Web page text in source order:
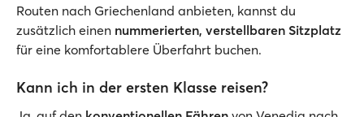
Routen nach Griechenland anbieten, kannst du
zusätzlich einen nummerierten, verstellbaren Sitzplatz
für eine komfortablere Überfahrt buchen.
Kann ich in der ersten Klasse reisen?